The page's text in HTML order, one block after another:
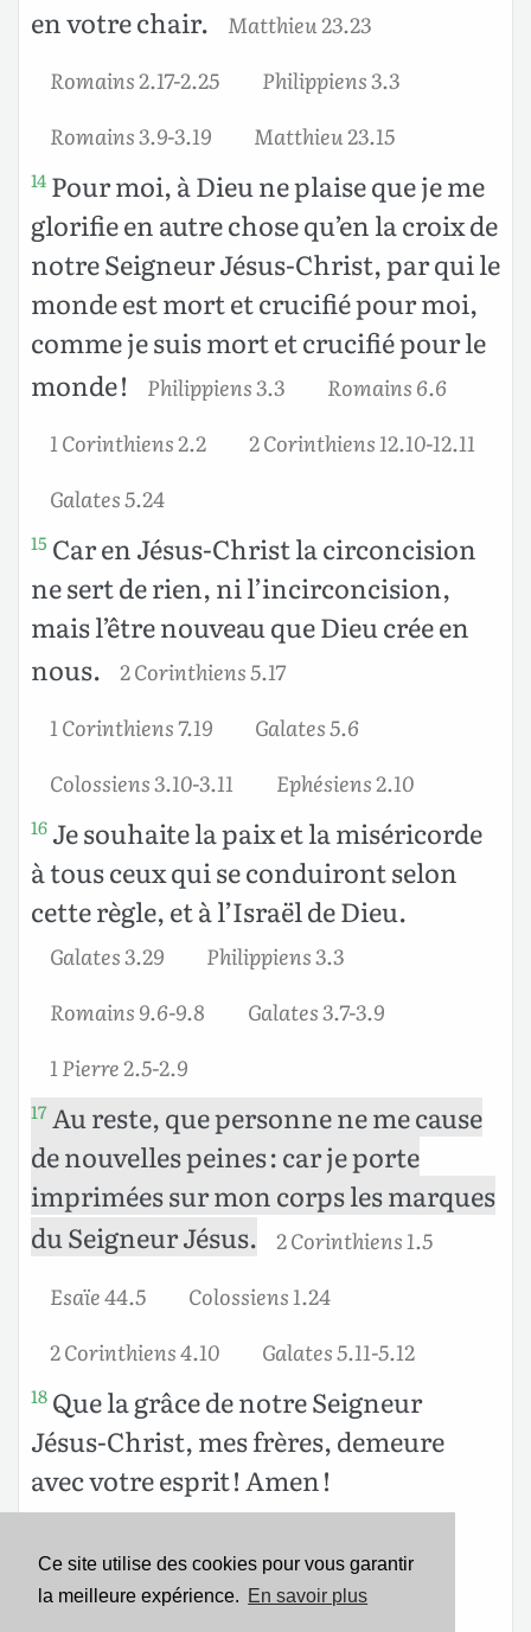
Ce site utilise des cookies pour vous garantir
la meilleure expérience. En savoir plus
en votre chair.
Matthieu 23.23
Romains 2.17-2.25
Philippiens 3.3
Romains 3.9-3.19
Matthieu 23.15
14 Pour moi, à Dieu ne plaise que je me
glorifie en autre chose qu’en la croix de
notre Seigneur Jésus-Christ, par qui le
monde est mort et crucifié pour moi,
comme je suis mort et crucifié pour le
monde !
Philippiens 3.3
Romains 6.6
1 Corinthiens 2.2
2 Corinthiens 12.10-12.11
Galates 5.24
15 Car en Jésus-Christ la circoncision
ne sert de rien, ni l’incirconcision,
mais l’être nouveau que Dieu crée en
nous.
2 Corinthiens 5.17
1 Corinthiens 7.19
Galates 5.6
Colossiens 3.10-3.11
Ephésiens 2.10
16 Je souhaite la paix et la miséricorde
à tous ceux qui se conduiront selon
cette règle, et à l’Israël de Dieu.
Galates 3.29
Philippiens 3.3
Romains 9.6-9.8
Galates 3.7-3.9
1 Pierre 2.5-2.9
17Au reste, que personne ne me cause
de nouvelles peines : car je porte
imprimées sur mon corps les marques
du Seigneur Jésus.
2 Corinthiens 1.5
Esaïe 44.5
Colossiens 1.24
2 Corinthiens 4.10
Galates 5.11-5.12
18 Que la grâce de notre Seigneur
Jésus-Christ, mes frères, demeure
avec votre esprit ! Amen !
Philémon 1.25
Apocalypse 22.21